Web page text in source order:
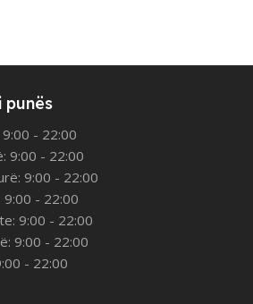
punës
9:00 - 22:00
9:00 - 22:00
9:00 - 22:00
9:00 - 22:00
9:00 - 22:00
9:00 - 22:00
- 22:00